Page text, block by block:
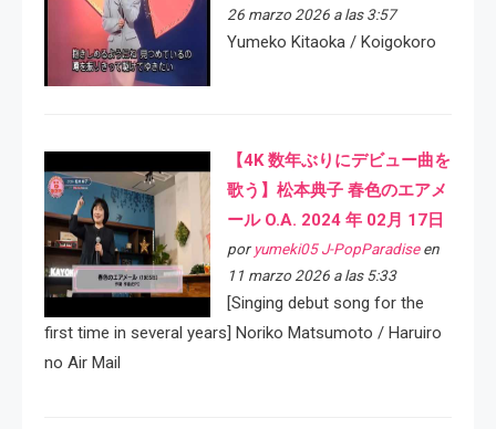
26 marzo 2026 a las 3:57
Yumeko Kitaoka / Koigokoro
【4K 数年ぶりにデビュー曲を
歌う】松本典子 春色のエアメ
ール O.A. 2024 年 02月 17日
por yumeki05 J-PopParadiseen
11 marzo 2026 a las 5:33
[Singing debut song for the
first time in several years] Noriko Matsumoto / Haruiro
no Air Mail